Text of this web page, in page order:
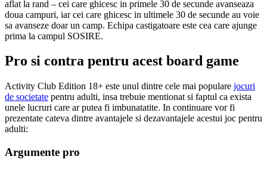
aflat la rand – cei care ghicesc in primele 30 de secunde avanseaza
doua campuri, iar cei care ghicesc in ultimele 30 de secunde au voie
sa avanseze doar un camp. Echipa castigatoare este cea care ajunge
prima la campul SOSIRE.
Pro si contra pentru acest board game
Activity Club Edition 18+ este unul dintre cele mai populare jocuri
de societate pentru adulti, insa trebuie mentionat si faptul ca exista
unele lucruri care ar putea fi imbunatatite. In continuare vor fi
prezentate cateva dintre avantajele si dezavantajele acestui joc pentru
adulti:
Argumente pro